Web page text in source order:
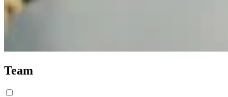
Team